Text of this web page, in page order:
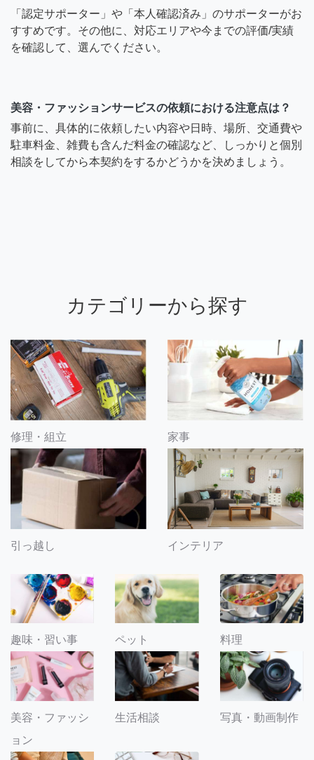
「認定サポーター」や「本人確認済み」のサポーターがお
すすめです。その他に、対応エリアや今までの評価/実績
を確認して、選んでください。
美容・ファッションサービスの依頼における注意点は？
事前に、具体的に依頼したい内容や日時、場所、交通費や
駐車料金、雑費も含んだ料金の確認など、しっかりと個別
相談をしてから本契約をするかどうかを決めましょう。
カテゴリーから探す
修理・組立 家事
引っ越し インテリア
趣味・習い事 ペット 料理
美容・ファッシ
ョン
生活相談 写真・動画制作